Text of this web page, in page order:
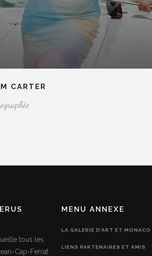
CARTER
tous les
Cap-Ferrat
MENU ANNEXE
LA GALERIE D’ART ET MONACO
LIENS PARTENAIRES ET AMIS